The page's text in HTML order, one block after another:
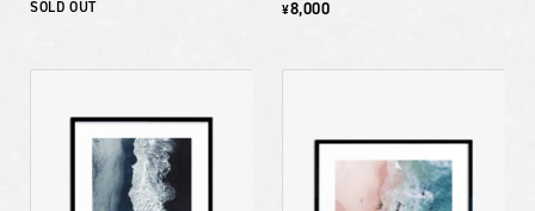
SOLD OUT ¥8,000